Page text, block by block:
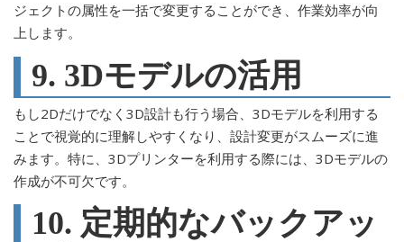
ジェクトの属性を一括で変更することができ、作業効率が向
上します。
9. 3Dモデルの活用
もし2Dだけでなく3D設計も行う場合、3Dモデルを利用する
ことで視覚的に理解しやすくなり、設計変更がスムーズに進
みます。特に、3Dプリンターを利用する際には、3Dモデルの
作成が不可欠です。
10. 定期的なバックアッ